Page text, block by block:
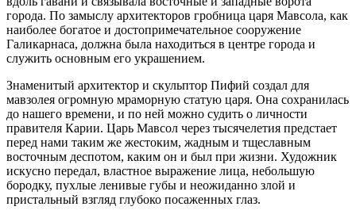
города. По замыслу архитекторов гробница царя Мавсола, как
наиболее богатое и достопримечательное сооружение
Галикарнаса, должна была находиться в центре города и
служить основным его украшением.
Знаменитый архитектор и скульптор Пифий создал для
мавзолея огромную мраморную статую царя. Она сохранилась
до нашего времени, и по ней можно судить о личности
правителя Карии. Царь Мавсол через тысячелетия предстает
перед нами таким же жестоким, жадным и тщеславным
восточным деспотом, каким он и был при жизни. Художник
искусно передал, властное выражение лица, небольшую
бородку, пухлые ленивые губы и неожиданно злой и
пристальный взгляд глубоко посаженных глаз.